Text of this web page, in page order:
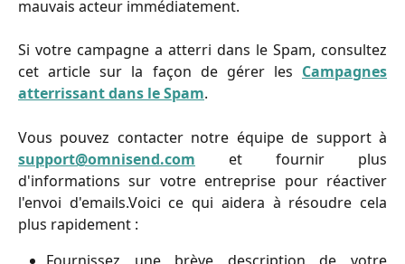
mauvais acteur immédiatement.
Si votre campagne a atterri dans le Spam, consultez
cet article sur la façon de gérer les Campagnes
atterrissant dans le Spam.
Vous pouvez contacter notre équipe de support à
support@omnisend.com et fournir plus
d'informations sur votre entreprise pour réactiver
l'envoi d'emails.Voici ce qui aidera à résoudre cela
plus rapidement :